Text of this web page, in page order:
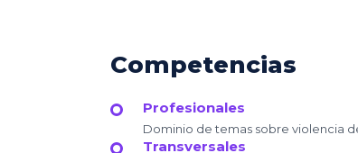
Competencias
Profesionales
Dominio de temas sobre violencia
Transversales